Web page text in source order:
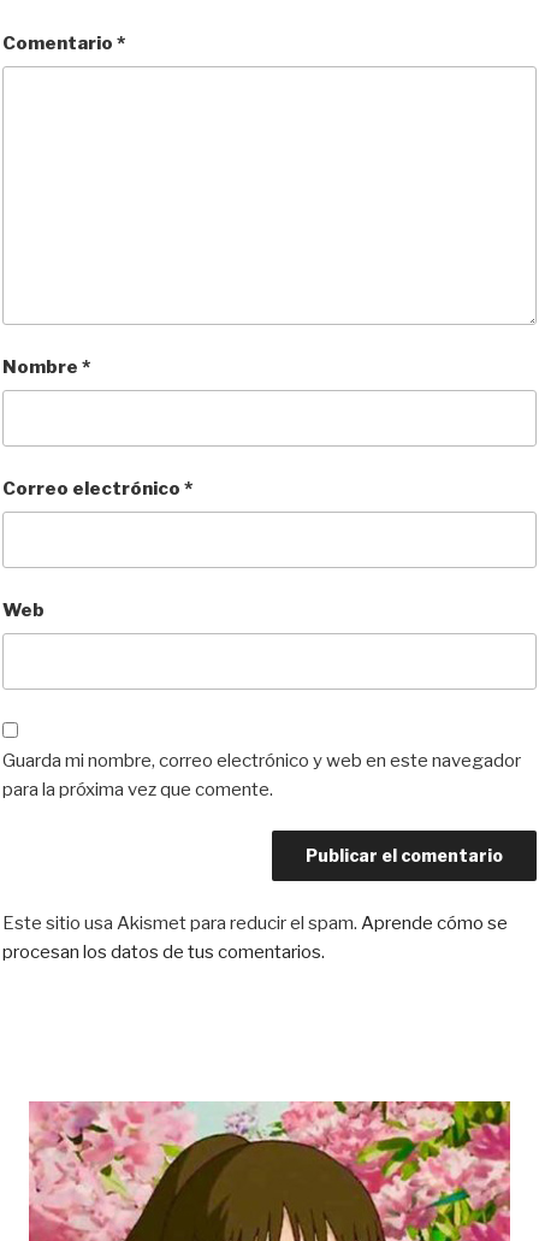
Comentario *
Nombre *
Correo electrónico *
Web
Guarda mi nombre, correo electrónico y web en este navegador
para la próxima vez que comente.
Este sitio usa Akismet para reducir el spam. Aprende cómo se
procesan los datos de tus comentarios.